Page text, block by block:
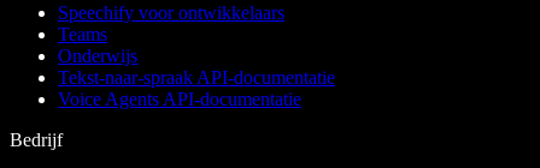
Speechify voor ontwikkelaars
Teams
Onderwijs
Tekst-naar-spraak API-documentatie
Voice Agents API-documentatie
Bedrijf